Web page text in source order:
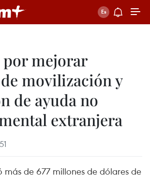
mejorar
movilización y
de ayuda no
extranjera
más de 677 millones de dólares de